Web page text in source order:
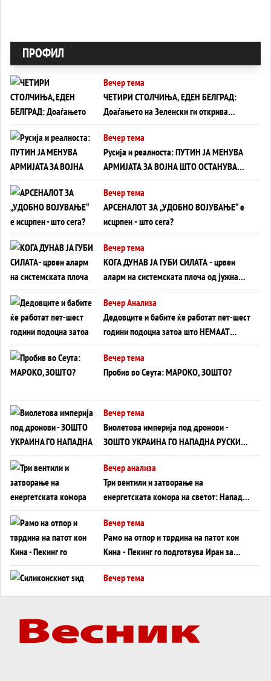
ПРОФИЛ
Вечер тема
ЧЕТИРИ СТОЛЧИЊА, ЕДЕН БЕЛГРАД:
Доаѓањето на Зеленски ги открива
тајните на политиката на балансирање
на Вучиќ
Вечер тема
Русија и реалноста: ПУТИН ЈА МЕНУВА
АРМИЈАТА ЗА ВОЈНА ШТО ОСТАНУВА
БЕЗ ФРОНТ
Вечер тема
АРСЕНАЛОТ ЗА „УДОБНО ВОЈУВАЊЕ“ е
исцрпен - што сега?
Вечер тема
КОГА ДУНАВ ЈА ГУБИ СИЛАТА - црвен
аларм на системската плоча од јужна
Германија до Црното Море...
Вечер Анализа
Дедовците и бабите ќе работат пет-шест
години подоцна затоа што НЕМААТ
ВНУЦИ ДА ГИ ЗАМЕНАТ
Вечер тема
Пробив во Сеута: МАРОКО, ЗОШТО?
Вечер тема
Виолетова империја под дронови -
ЗОШТО УКРАИНА ГО НАПАДНА РУСКИОТ
WILDBERRIES
Вечер анализа
Три вентили и затворање на
енергетската комора на светот: Нападот
во Суец најавува глобален енергетски
инфаркт?
Вечер тема
Рамо на отпор и тврдина на патот кон
Кина - Пекинг го подготвува Иран за
американска копнена инвазија
Вечер тема
Вечер тема
Трамп тврди дека повторно „разговара“